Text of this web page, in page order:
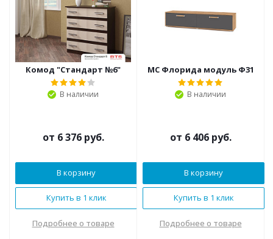
Комод "Стандарт №6"
В наличии
от 6 376 руб.
В корзину
Купить в 1 клик
Подробнее о товаре
МС Флорида модуль Ф31
В наличии
от 6 406 руб.
В корзину
Купить в 1 клик
Подробнее о товаре